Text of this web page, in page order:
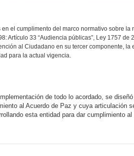
el cumplimento del marco normativo sobre
Artículo 33 “Audiencia públicas”, Ley 1757
al Ciudadano en su tercer componente,
para la actual vigencia.
de todo lo acordado, se
al Acuerdo de Paz y cuya
esta entidad para dar cumplimiento